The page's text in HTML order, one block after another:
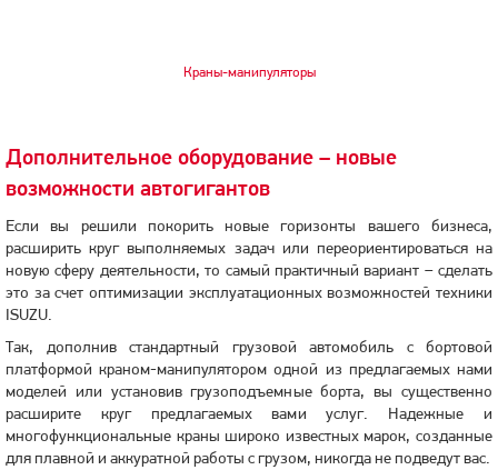
Краны-манипуляторы
Дополнительное оборудование – новые
возможности автогигантов
Если вы решили покорить новые горизонты вашего бизнеса,
расширить круг выполняемых задач или переориентироваться на
новую сферу деятельности, то самый практичный вариант – сделать
это за счет оптимизации эксплуатационных возможностей техники
ISUZU.
Так, дополнив стандартный грузовой автомобиль с бортовой
платформой краном-манипулятором одной из предлагаемых нами
моделей или установив грузоподъемные борта, вы существенно
расширите круг предлагаемых вами услуг. Надежные и
многофункциональные краны широко известных марок, созданные
для плавной и аккуратной работы с грузом, никогда не подведут вас.